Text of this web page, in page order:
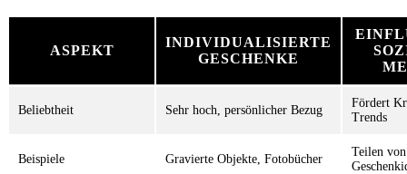
ASPEKT
INDIVIDUALISIERTE
GESCHENKE
Beliebtheit Sehr hoch, persönlicher Bezug
Fördert
Trends
Beispiele Gravierte Objekte, Fotobücher
Teilen von